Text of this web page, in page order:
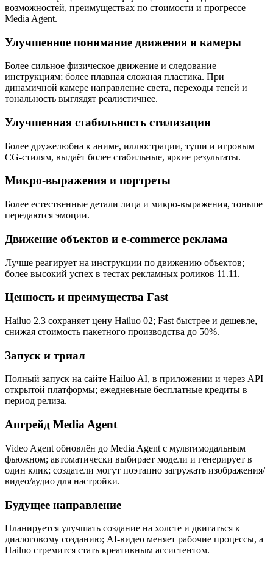
возможностей, преимуществах по стоимости и прогрессе
Media Agent.
Улучшенное понимание движения и камеры
Более сильное физическое движение и следование
инструкциям; более плавная сложная пластика. При
динамичной камере направление света, переходы теней и
тональность выглядят реалистичнее.
Улучшенная стабильность стилизации
Более дружелюбна к аниме, иллюстрации, туши и игровым
CG‑стилям, выдаёт более стабильные, яркие результаты.
Микро‑выражения и портреты
Более естественные детали лица и микро‑выражения, тоньше
передаются эмоции.
Движение объектов и e‑commerce реклама
Лучше реагирует на инструкции по движению объектов;
более высокий успех в тестах рекламных роликов 11.11.
Ценность и преимущества Fast
Hailuo 2.3 сохраняет цену Hailuo 02; Fast быстрее и дешевле,
снижая стоимость пакетного производства до 50%.
Запуск и триал
Полный запуск на сайте Hailuo AI, в приложении и через API
открытой платформы; ежедневные бесплатные кредиты в
период релиза.
Апгрейд Media Agent
Video Agent обновлён до Media Agent с мультимодальным
фьюжном; автоматически выбирает модели и генерирует в
один клик; создатели могут поэтапно загружать изображения/
видео/аудио для настройки.
Будущее направление
Планируется улучшать создание на холсте и двигаться к
диалоговому созданию; AI‑видео меняет рабочие процессы, а
Hailuo стремится стать креативным ассистентом.